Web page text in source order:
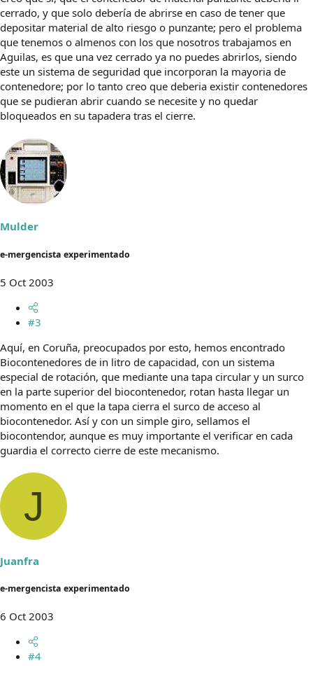
cerrado, y que solo debería de abrirse en caso de tener que
depositar material de alto riesgo o punzante; pero el problema
que tenemos o almenos con los que nosotros trabajamos en
Aguilas, es que una vez cerrado ya no puedes abrirlos, siendo
este un sistema de seguridad que incorporan la mayoria de
contenedore; por lo tanto creo que deberia existir contenedores
que se pudieran abrir cuando se necesite y no quedar
bloqueados en su tapadera tras el cierre.
Mulder
e-mergencista experimentado
5 Oct 2003
#3
Aquí, en Coruña, preocupados por esto, hemos encontrado
Biocontenedores de in litro de capacidad, con un sistema
especial de rotación, que mediante una tapa circular y un surco
en la parte superior del biocontenedor, rotan hasta llegar un
momento en el que la tapa cierra el surco de acceso al
biocontenedor. Así y con un simple giro, sellamos el
biocontendor, aunque es muy importante el verificar en cada
guardia el correcto cierre de este mecanismo.
J
Juanfra
e-mergencista experimentado
6 Oct 2003
#4